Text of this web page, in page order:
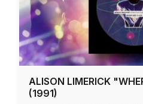
ALISON LIMERICK
(1991)